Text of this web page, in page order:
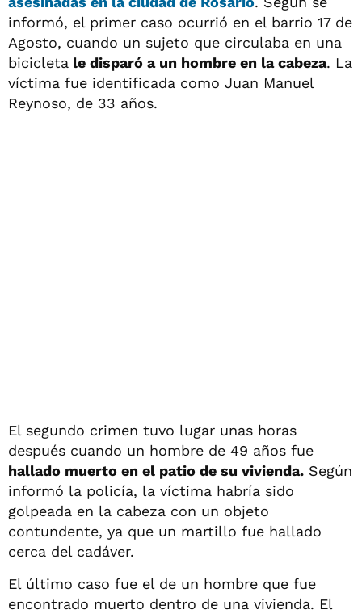
informó, el primer caso ocurrió en el barrio 17 de
Agosto, cuando un sujeto que circulaba en una
bicicleta le disparó a un hombre en la cabeza. La
víctima fue identificada como Juan Manuel
Reynoso, de 33 años.
El segundo crimen tuvo lugar unas horas
después cuando un hombre de 49 años fue
hallado muerto en el patio de su vivienda. Según
informó la policía, la víctima habría sido
golpeada en la cabeza con un objeto
contundente, ya que un martillo fue hallado
cerca del cadáver.
El último caso fue el de un hombre que fue
encontrado muerto dentro de una vivienda. El